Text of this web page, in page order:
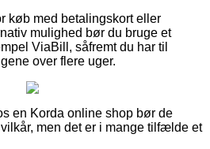
køb med betalingskort eller
mulighed bør du bruge et
ViaBill, såfremt du har til
over flere uger.
en Korda online shop bør de
men det er i mange tilfælde et